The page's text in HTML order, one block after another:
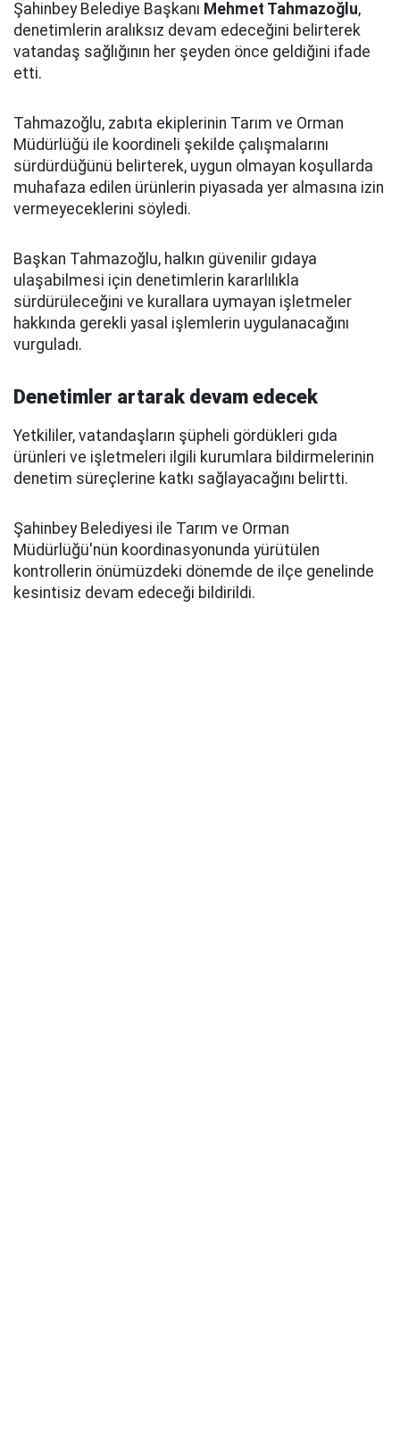
Şahinbey Belediye Başkanı Mehmet Tahmazoğlu,
denetimlerin aralıksız devam edeceğini belirterek
vatandaş sağlığının her şeyden önce geldiğini ifade
etti.
Tahmazoğlu, zabıta ekiplerinin Tarım ve Orman
Müdürlüğü ile koordineli şekilde çalışmalarını
sürdürdüğünü belirterek, uygun olmayan koşullarda
muhafaza edilen ürünlerin piyasada yer almasına izin
vermeyeceklerini söyledi.
Başkan Tahmazoğlu, halkın güvenilir gıdaya
ulaşabilmesi için denetimlerin kararlılıkla
sürdürüleceğini ve kurallara uymayan işletmeler
hakkında gerekli yasal işlemlerin uygulanacağını
vurguladı.
Denetimler artarak devam edecek
Yetkililer, vatandaşların şüpheli gördükleri gıda
ürünleri ve işletmeleri ilgili kurumlara bildirmelerinin
denetim süreçlerine katkı sağlayacağını belirtti.
Şahinbey Belediyesi ile Tarım ve Orman
Müdürlüğü'nün koordinasyonunda yürütülen
kontrollerin önümüzdeki dönemde de ilçe genelinde
kesintisiz devam edeceği bildirildi.